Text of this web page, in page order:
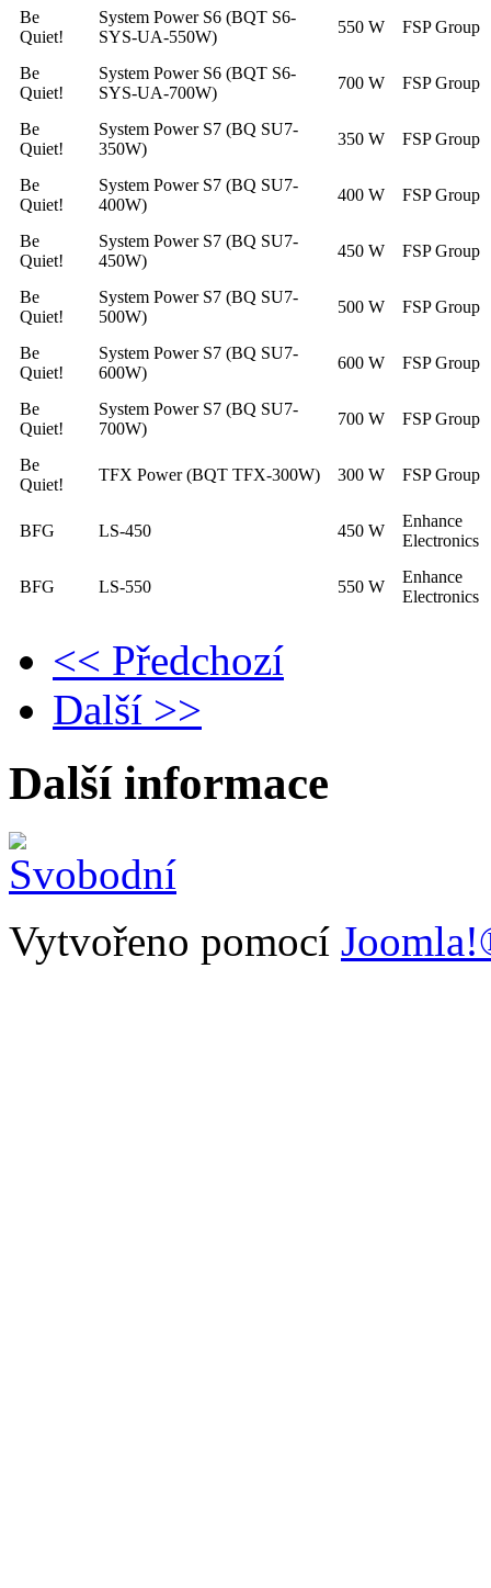
Be
Quiet!
System Power S6 (BQT S6-
SYS-UA-550W)
550 W FSP Group
Be
Quiet!
System Power S6 (BQT S6-
SYS-UA-700W)
700 W FSP Group
Be
Quiet!
System Power S7 (BQ SU7-
350W)
350 W FSP Group
Be
Quiet!
System Power S7 (BQ SU7-
400W)
400 W FSP Group
Be
Quiet!
System Power S7 (BQ SU7-
450W)
450 W FSP Group
Be
Quiet!
System Power S7 (BQ SU7-
500W)
500 W FSP Group
Be
Quiet!
System Power S7 (BQ SU7-
600W)
600 W FSP Group
Be
Quiet!
System Power S7 (BQ SU7-
700W)
700 W FSP Group
Be
Quiet!
TFX Power (BQT TFX-300W) 300 W FSP Group
BFG LS-450 450 W
Enhance
Electronics
BFG LS-550 550 W
Enhance
Electronics
<< Předchozí
Další >>
Další informace
Vytvořeno pomocí